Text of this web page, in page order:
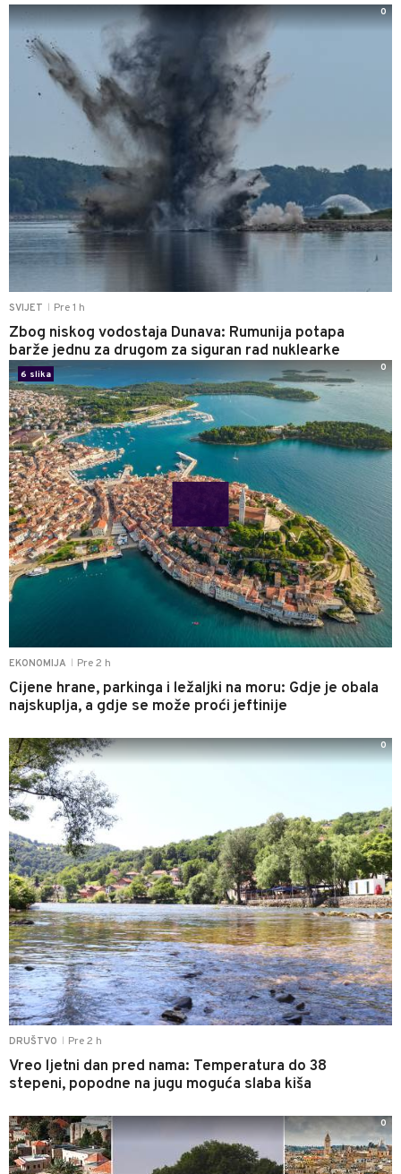
SVIJET Pre 1 h
Zbog niskog vodostaja Dunava: Rumunija potapa
barže jednu za drugom za siguran rad nuklearke
0
EKONOMIJA Pre 2 h
Cijene hrane, parkinga i ležaljki na moru: Gdje je obala
najskuplja, a gdje se može proći jeftinije
6 slika
0
DRUŠTVO Pre 2 h
Vreo ljetni dan pred nama: Temperatura do 38
stepeni, popodne na jugu moguća slaba kiša
0
0